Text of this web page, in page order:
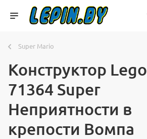
Super Mario
Конструктор Lego
71364 Super
Неприятности в
крепости Вомпа